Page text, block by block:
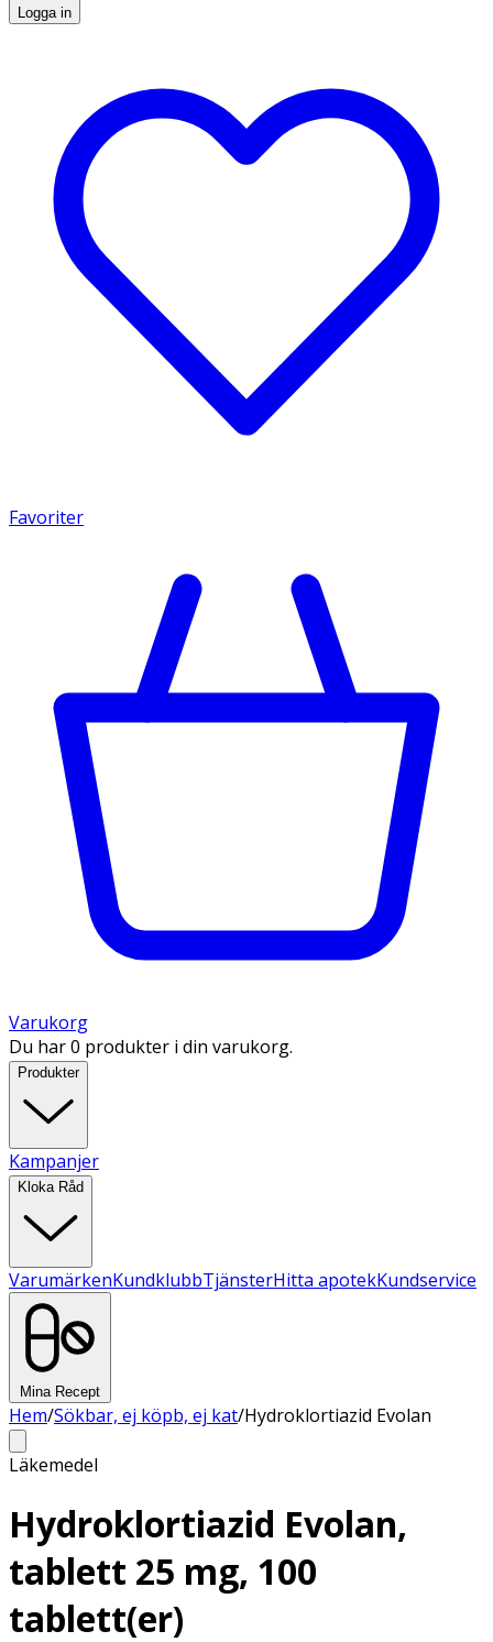
Logga in
Favoriter
Varukorg
Du har 0 produkter i din varukorg.
Produkter
Kampanjer
Kloka Råd
VarumärkenKundklubbTjänsterHitta apotekKundservice
Mina Recept
Hem/Sökbar, ej köpb, ej kat/Hydroklortiazid Evolan
Läkemedel
Hydroklortiazid Evolan,
tablett 25 mg, 100
tablett(er)